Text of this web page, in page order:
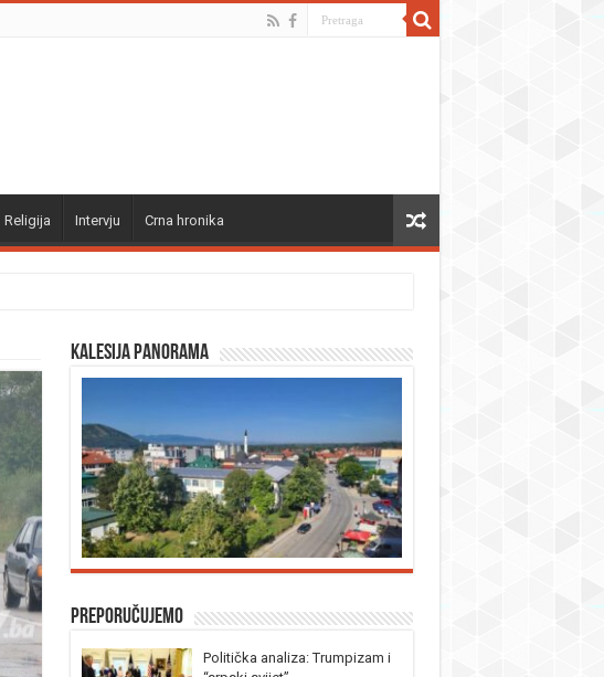
Religija Intervju Crna hronika
Kalesija panorama
Preporučujemo
Politička analiza: Trumpizam i